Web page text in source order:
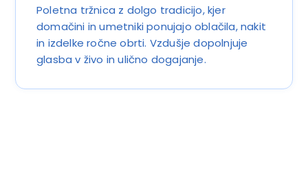
Poletna tržnica z dolgo tradicijo, kjer
domačini in umetniki ponujajo oblačila, nakit
in izdelke ročne obrti. Vzdušje dopolnjuje
glasba v živo in ulično dogajanje.